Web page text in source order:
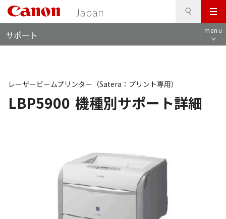
メ
ニ
ュ
サポート menu
LBP5900 機種別サポート詳細
レーザービームプリンター（Satera：プリント専用）